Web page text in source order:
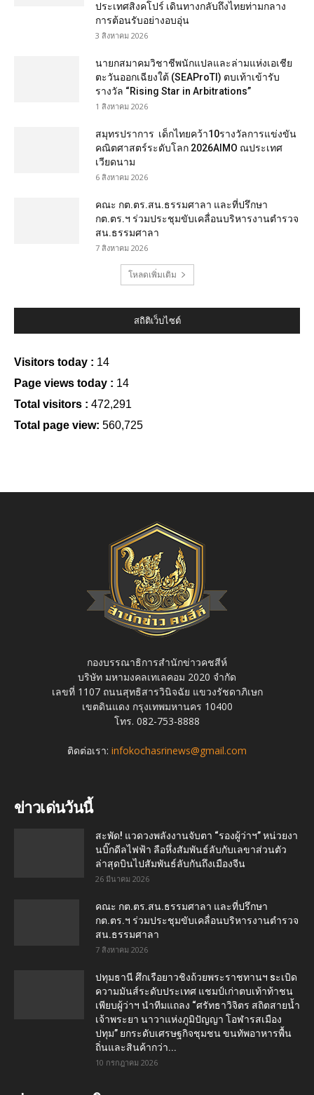
ประเทศสิงคโปร์ เดินทางกลับถึงไทยท่ามกลาง
การต้อนรับอย่างอบอุ่น
3 สิงหาคม 2026
นายกสมาคมวิชาชีพนักแปลและล่ามแห่งเอเชีย
ตะวันออกเฉียงใต้ (SEAProTI) ตบเท้าเข้ารับ
รางวัล “Rising Star in Arbitrations”
1 สิงหาคม 2026
สมุทรปราการ เด็กไทยคว้า10รางวัลการแข่งขัน
คณิตศาสตร์ระดับโลก 2026AIMO ณประเทศ
เวียดนาม
6 สิงหาคม 2026
คณะ กต.ตร.สน.ธรรมศาลา และที่ปรึกษา
กต.ตร.ฯ ร่วมประชุมขับเคลื่อนบริหารงานตำรวจ
สน.ธรรมศาลา
7 สิงหาคม 2026
โหลดเพิ่มเติม
สถิติเว็บไซต์
Visitors today : 14
Page views today : 14
Total visitors : 472,291
Total page view: 560,725
กองบรรณาธิการสำนักข่าวคชสีห์
บริษัท มหามงคลเทเลคอม 2020 จำกัด
เลขที่ 1107 ถนนสุทธิสารวินิจฉัย แขวงรัชดาภิเษก
เขตดินแดง กรุงเทพมหานคร 10400
โทร. 082-753-8888
ติดต่อเรา: infokochasrinews@gmail.com
ข่าวเด่นวันนี้
สะพัด! แวดวงพลังงานจับตา “รองผู้ว่าฯ” หน่วยงา
นบิ๊กดีลไฟฟ้า ลือหึ่งสัมพันธ์ลับกับเลขาส่วนตัว
ล่าสุดบินไปสัมพันธ์ลับกันถึงเมืองจีน
26 มีนาคม 2026
คณะ กต.ตร.สน.ธรรมศาลา และที่ปรึกษา
กต.ตร.ฯ ร่วมประชุมขับเคลื่อนบริหารงานตำรวจ
สน.ธรรมศาลา
7 สิงหาคม 2026
ปทุมธานี ศึกเรือยาวชิงถ้วยพระราชทานฯ sะเบิด
ความมันส์ระดับประเทศ แชมป์เก่าตบเท้าท้าชน
เพียบผู้ว่าฯ นำทีมแถลง “ศรัทธาวิจิตร สถิตสายน้ำ
เจ้าพระยา นาวาแห่งภูมิปัญญา โอฬารสเมือง
ปทุม” ยกระดับเศรษฐกิจชุมชน ขนทัพอาหารพื้น
ถิ่นและสินค้ากว่า...
10 กรกฎาคม 2026